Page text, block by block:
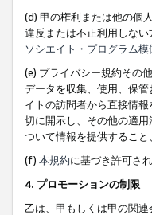
(d) 甲の権利または他の個
違反または不正利用しな
ソシエイト・プログラム
(e) プライバシー規約その
データを収集、使用、保
イトの訪問者から直接情
切に開示し、その他の適
ついて情報を提供すること
(f) 本規約に基づき許可さ
4. プロモーションの制限
乙は、甲もしくは甲の関